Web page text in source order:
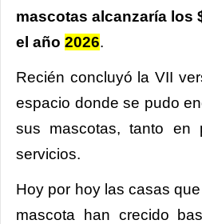
mascotas alcanzaría los
el año 2026.
Recién concluyó la VII
espacio donde se pudo
sus mascotas, tanto en
servicios.
Hoy por hoy las casas
mascota han crecido